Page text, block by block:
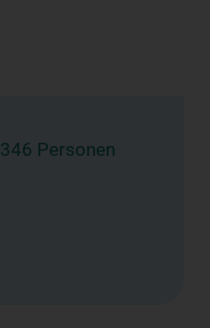
346 Personen